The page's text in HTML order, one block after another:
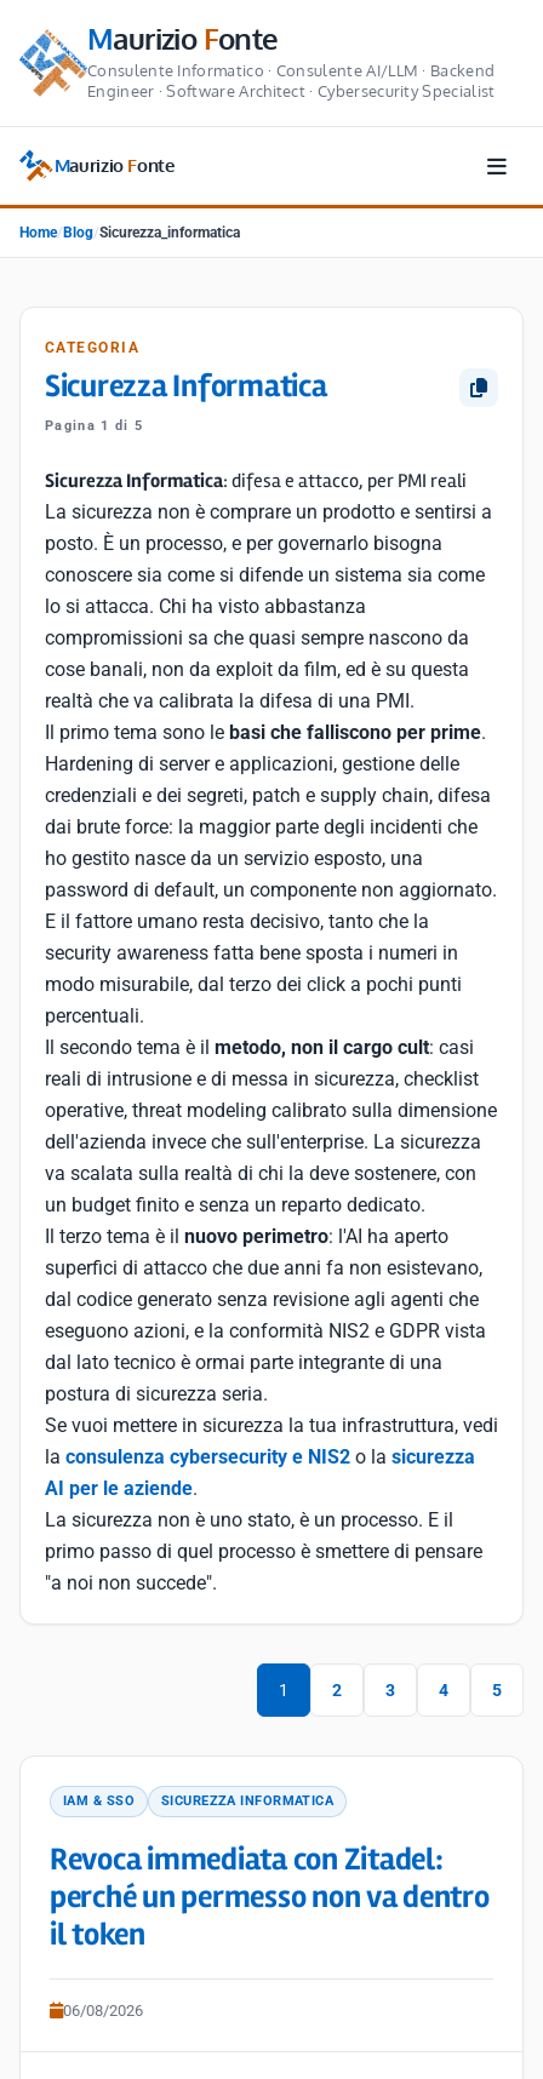
MaurizioFonte
Consulente Informatico · Consulente AI/LLM · Backend
Engineer · Software Architect · Cybersecurity Specialist
Maurizio Fonte
Home/ Blog/Sicurezza_informatica
CATEGORIA
Sicurezza Informatica
Pagina 1 di 5
Sicurezza Informatica: difesa e attacco, per PMI reali
La sicurezza non è comprare un prodotto e sentirsi a
posto. È un processo, e per governarlo bisogna
conoscere sia come si difende un sistema sia come
lo si attacca. Chi ha visto abbastanza
compromissioni sa che quasi sempre nascono da
cose banali, non da exploit da film, ed è su questa
realtà che va calibrata la difesa di una PMI.
Il primo tema sono le basi che falliscono per prime.
Hardening di server e applicazioni, gestione delle
credenziali e dei segreti, patch e supply chain, difesa
dai brute force: la maggior parte degli incidenti che
ho gestito nasce da un servizio esposto, una
password di default, un componente non aggiornato.
E il fattore umano resta decisivo, tanto che la
security awareness fatta bene sposta i numeri in
modo misurabile, dal terzo dei click a pochi punti
percentuali.
Il secondo tema è il metodo, non il cargo cult: casi
reali di intrusione e di messa in sicurezza, checklist
operative, threat modeling calibrato sulla dimensione
dell'azienda invece che sull'enterprise. La sicurezza
va scalata sulla realtà di chi la deve sostenere, con
un budget finito e senza un reparto dedicato.
Il terzo tema è il nuovo perimetro: l'AI ha aperto
superfici di attacco che due anni fa non esistevano,
dal codice generato senza revisione agli agenti che
eseguono azioni, e la conformità NIS2 e GDPR vista
dal lato tecnico è ormai parte integrante di una
postura di sicurezza seria.
Se vuoi mettere in sicurezza la tua infrastruttura, vedi
la consulenza cybersecurity e NIS2 o la sicurezza
AI per le aziende.
La sicurezza non è uno stato, è un processo. E il
primo passo di quel processo è smettere di pensare
"a noi non succede".
1 2 3 4 5
IAM & SSO SICUREZZA INFORMATICA
Revoca immediata con Zitadel:
perché un permesso non va dentro
il token
06/08/2026